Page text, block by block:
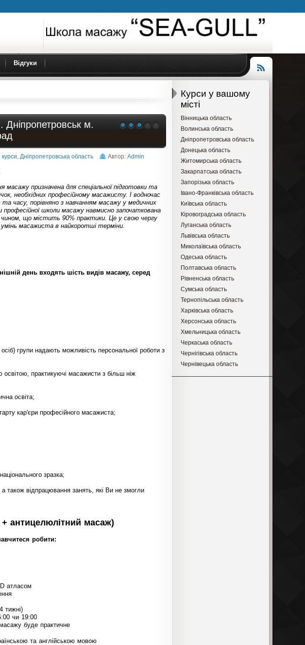
Відгуки
Читання
RSS
Дніпропетровськ м.
курси Дніпропетровська область Автор:Admin
масажу призначена для спеціальної підготовки та
необхідних професійному масажисту. І водночас
часу, порівняно з навчанням масажу у медичних
професійної школи масажу навмисно започаткована
чином, що містить 90% практики. Це у свою чергу
масажиста в найкоротші терміни.
день входять шість видів масажу, серед
групи надають можливість персональної роботи з
освітою, практикуючі масажисти з більш ніж
освіта;
кар'єри професійного масажиста;
зразка;
також відпрацювання занять, які Ви не змогли
антицелюлітний масаж)
робити:
атласом
тижні)
чи 19:00
буде практичне
та англійською мовою
Курси у вашому
місті
Вінницька область
Волинська область
Дніпропетровська область
Донецька область
Житомирська область
Закарпатська область
Запорізька область
Івано-Франківська область
Київська область
Кіровоградська область
Луганська область
Львівська область
Миколаївська область
Одеська область
Полтавська область
Рівненська область
Сумська область
Тернопільська область
Харківська область
Херсонська область
Хмельницька область
Черкаська область
Чернігівська область
Чернівецька область